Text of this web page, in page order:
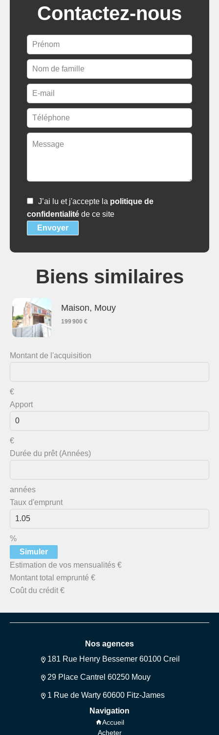
Contactez-nous
J’ai lu et j'accepte la politique de
confidentialité de ce site
Envoyer
Biens similaires
Maison, Mouy
199 900 €
Montant de l'acquisition
€
Apport
€
Durée du prêt (Années)
années
Taux d'emprunt
%
Simuler
Estimation de vos mensualités €
Montant total emprunté €
Coût du crédit €
Nos agences
181 Rue Henry Bessemer 60100 Creil
29 Place Cantrel 60250 Mouy
1 Rue de Warty 60600 Fitz-James
Navigation
Accueil
Acheter